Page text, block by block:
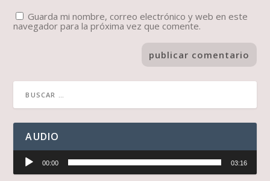
Guarda mi nombre, correo electrónico y web en este
navegador para la próxima vez que comente.
AUDIO
Reproductor
audio
00:00 03:16